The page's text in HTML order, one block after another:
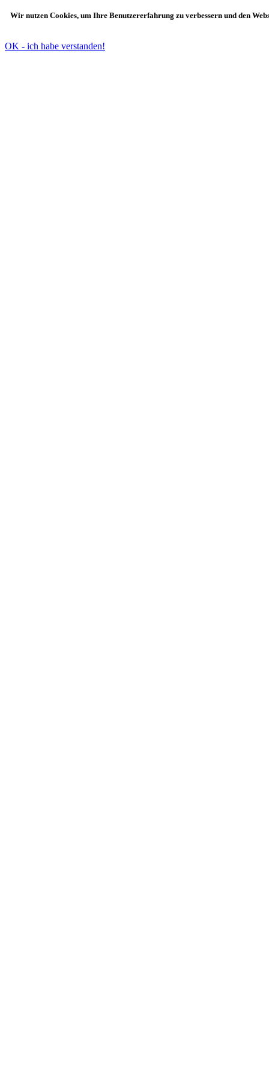
Wir nutzen Cookies, um Ihre Benutzererfahrung zu verbessern und den
OK - ich habe verstanden!